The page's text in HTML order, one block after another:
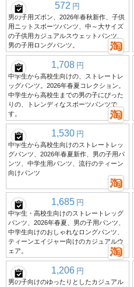
572 円
男の子用ズボン、2026年春秋新作、子供
用ニットスポーツパンツ、中～大サイズ
の子供用カジュアルスウェットパンツ、
男の子用ロングパンツ。
1,708 円
中学生から高校生向けの、ストレートレ
ッグパンツ。2026年春夏コレクション。
中学生から高校生までの男の子にぴった
りの、トレンディなスポーツパンツで
す。
1,530 円
中学生から高校生向けのストレートレッ
グパンツ、2026年春夏新作、男の子用パ
ンツ、中学生用パンツ、流行のティーン
向けパンツ
1,685 円
中学生・高校生向けのストレートレッグ
パンツ、2026年春夏、男の子用パンツ、
中学生向けのおしゃれなロングパンツ、
ティーンエイジャー向けのカジュアルウ
ェア。
1,206 円
男の子向けのゆったりとしたカジュアル